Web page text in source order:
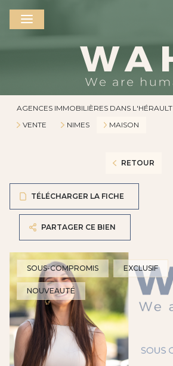
AGENCES IMMOBILIÈRES DANS
VENTE
NIMES MAISON
RETOUR
TÉLÉCHARGER LA FICHE
PARTAGER CE BIEN
SOUS-COMPROMIS EXCLUSIF
NOUVEAUTÉ